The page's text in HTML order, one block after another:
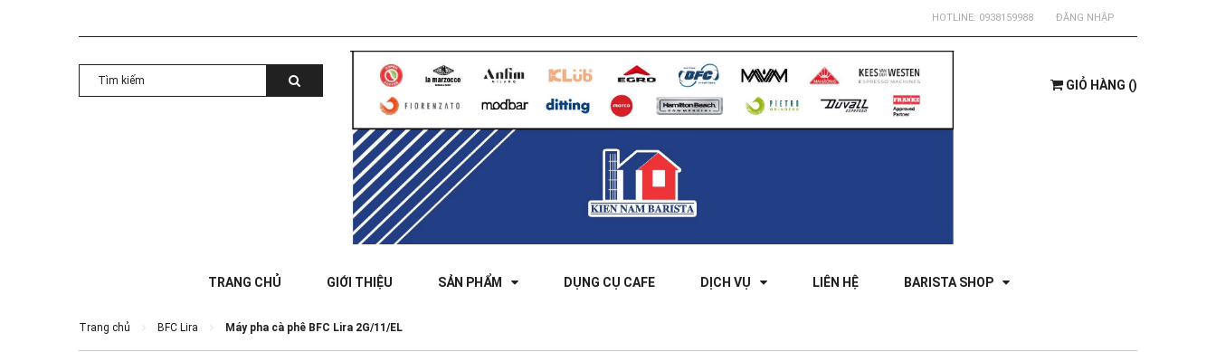
HOTLINE: 0938159988 ĐĂNG NHẬP
GIỎ HÀNG ()
TRANG CHỦ GIỚI THIỆU SẢN PHẨM DỤNG CỤ CAFE DỊCH VỤ LIÊN HỆ BARISTA SHOP
Trang chủ BFC Lira Máy pha cà phê BFC Lira 2G/11/EL